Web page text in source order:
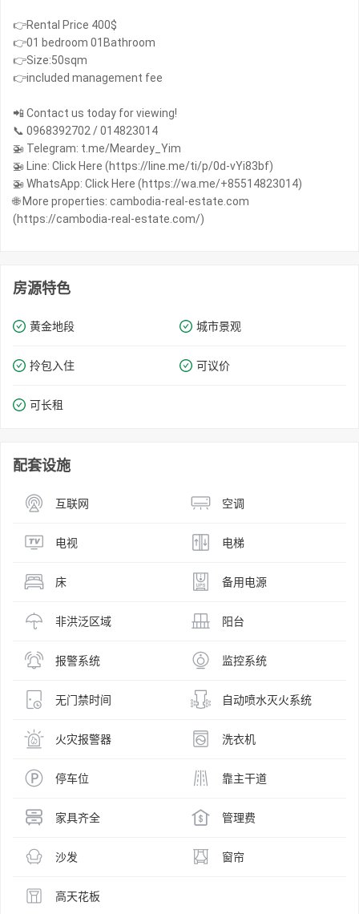
👉Rental Price 400$
👉01 bedroom 01Bathroom
👉Size:50sqm
👉included management fee
📲 Contact us today for viewing!
📞 0968392702 / 014823014
🚁 Telegram: t.me/Meardey_Yim
🚁 Line: Click Here (https://line.me/ti/p/0d-vYi83bf)
🚁 WhatsApp: Click Here (https://wa.me/+85514823014)
🌐 More properties: cambodia-real-estate.com
(https://cambodia-real-estate.com/)
房源特色
黄金地段 城市景观
拎包入住 可议价
可长租
配套设施
互联网 空调
电视 电梯
床 备用电源
非洪泛区域 阳台
报警系统 监控系统
无门禁时间 自动喷水灭火系统
火灾报警器 洗衣机
停车位 靠主干道
家具齐全 管理费
沙发 窗帘
高天花板